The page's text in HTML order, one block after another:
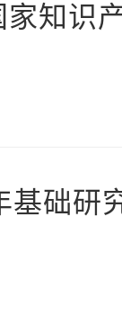
知识
基础研